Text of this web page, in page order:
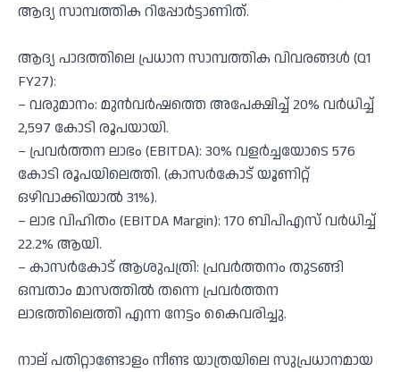
ആദ്യ സാമ്പത്തിക റിപ്പോർട്ടാണിത്.
ആദ്യ പാദത്തിലെ പ്രധാന സാമ്പത്തിക വിവരങ്ങൾ (Q1
FY27):
– വരുമാനം: മുൻവർഷത്തെ അപേക്ഷിച്ച് 20% വർധിച്ച്
2,597 കോടി രൂപയായി.
– പ്രവർത്തന ലാഭം (EBITDA): 30% വളർച്ചയോടെ 576
കോടി രൂപയിലെത്തി. (കാസർകോട് യൂണിറ്റ്
ഒഴിവാക്കിയാൽ 31%).
– ലാഭ വിഹിതം (EBITDA Margin): 170 ബിപിഎസ് വർധിച്ച്
22.2% ആയി.
– കാസർകോട് ആശുപത്രി: പ്രവർത്തനം തുടങ്ങി
ഒമ്പതാം മാസത്തിൽ തന്നെ പ്രവർത്തന
ലാഭത്തിലെത്തി എന്ന നേട്ടം കൈവരിച്ചു.
നാല് പതിറ്റാണ്ടോളം നീണ്ട യാത്രയിലെ സുപ്രധാനമായ